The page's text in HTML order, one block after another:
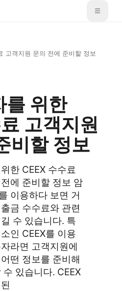
고객지원 문의 전에 준비할 정보
를 위한
고객지원
비할 정보
한 CEEX 수수료
에 준비할 정보 암
이용하다 보면 거
금 수수료와 관련
수 있습니다. 특
인 CEEX를 이용
라면 고객지원에
떤 정보를 준비해
있습니다. CEEX